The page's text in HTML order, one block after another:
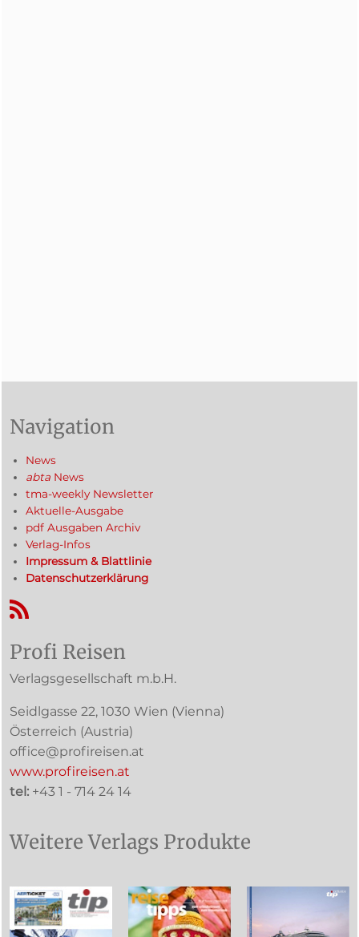
Navigation
News
abta News
tma-weekly Newsletter
Aktuelle-Ausgabe
pdf Ausgaben Archiv
Verlag-Infos
Impressum & Blattlinie
Datenschutzerklärung
RSS-Feed
Profi Reisen
Verlagsgesellschaft m.b.H.
Seidlgasse 22, 1030 Wien (Vienna)
Österreich (Austria)
office@profireisen.at
www.profireisen.at
tel: +43 1 - 714 24 14
Weitere Verlags Produkte